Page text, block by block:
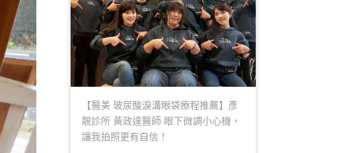
【醫美 玻尿酸淚溝眼袋療程推薦】彥
靚診所 黃政達醫師 眼下微調小心機，
讓我拍照更有自信！